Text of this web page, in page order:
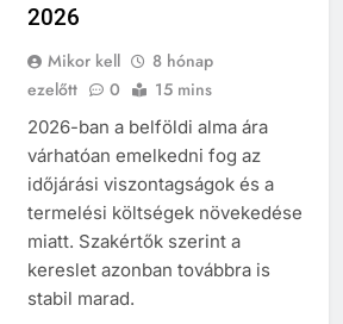
2026
Mikor kell
8 hónap
ezelőtt
0 15 mins
2026-ban a belföldi alma ára
várhatóan emelkedni fog az
időjárási viszontagságok és a
termelési költségek növekedése
miatt. Szakértők szerint a
kereslet azonban továbbra is
stabil marad.